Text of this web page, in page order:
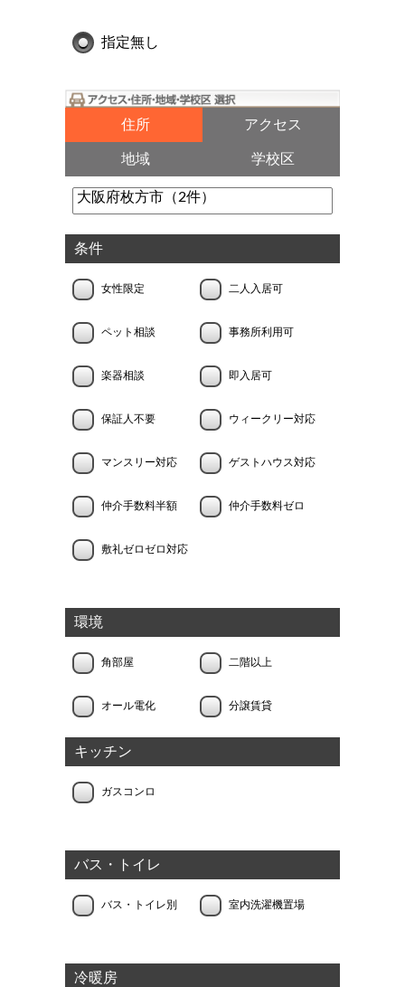
指定無し
住所 アクセス
地域 学校区
条件
女性限定 二人入居可
ペット相談 事務所利用可
楽器相談 即入居可
保証人不要 ウィークリー対応
マンスリー対応 ゲストハウス対応
仲介手数料半額 仲介手数料ゼロ
敷礼ゼロゼロ対応
環境
角部屋 二階以上
オール電化 分譲賃貸
キッチン
ガスコンロ
バス・トイレ
バス・トイレ別 室内洗濯機置場
冷暖房